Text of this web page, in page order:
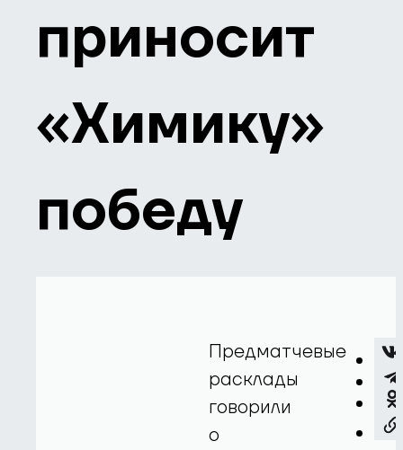
приносит
«Химику»
победу
Предматчевые
расклады
говорили
о